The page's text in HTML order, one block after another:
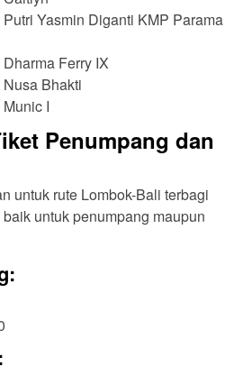
Yasmin Diganti KMP Parama
Ferry IX
Bhakti
I
Penumpang dan
untuk rute Lombok-Bali terbagi
untuk penumpang maupun